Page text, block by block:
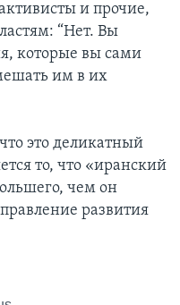
и прочие,
“Нет. Вы
которые вы сами
им в их
это деликатный
то, что «иранский
чем он
развития